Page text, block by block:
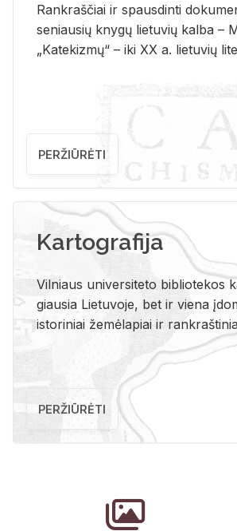
Rank­raš­čiai ir spaus­din­ti
se­niau­sių kny­gų lie­tu­vių kal­ba –
„Ka­te­kiz­mų“ – iki XX a. lie­tu­vių
PERŽIŪRĖTI
Kartografija
Vil­niaus uni­ver­si­te­to bi­b­lio­te­kos
giau­sia Lie­tu­vo­je, bet ir vie­na
is­to­ri­niai že­mė­la­piai ir
PERŽIŪRĖTI